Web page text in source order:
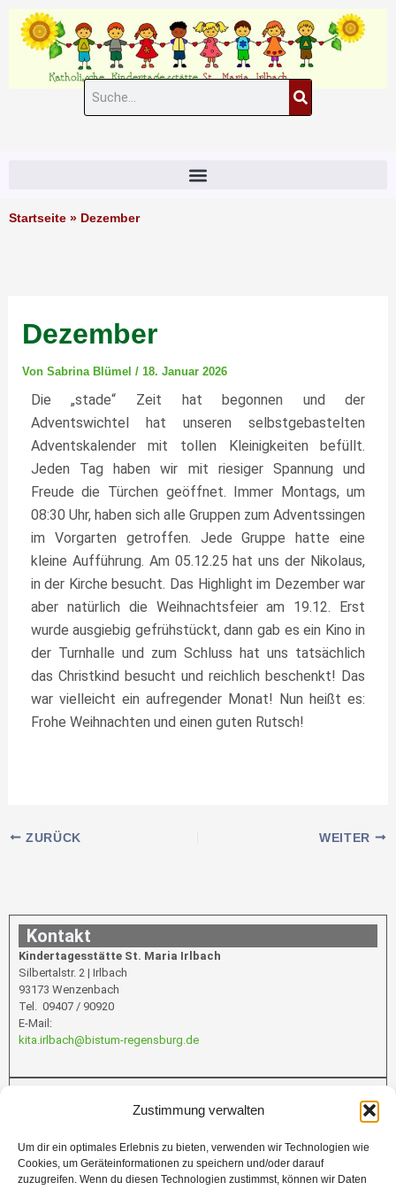
Zustimmung verwalten
Um dir ein optimales Erlebnis zu bieten, verwenden wir Technologien wie
Cookies, um Geräteinformationen zu speichern und/oder darauf
zuzugreifen. Wenn du diesen Technologien zustimmst, können wir Daten
Zum
Inhalt
springen
Suche
Startseite » Dezember
Dezember
Von Sabrina Blümel / 18. Januar 2026
Die „stade“ Zeit hat begonnen und der
Adventswichtel hat unseren selbstgebastelten
Adventskalender mit tollen Kleinigkeiten befüllt.
Jeden Tag haben wir mit riesiger Spannung und
Freude die Türchen geöffnet. Immer Montags, um
08:30 Uhr, haben sich alle Gruppen zum Adventssingen
im Vorgarten getroffen. Jede Gruppe hatte eine
kleine Aufführung. Am 05.12.25 hat uns der Nikolaus,
in der Kirche besucht. Das Highlight im Dezember war
aber natürlich die Weihnachtsfeier am 19.12. Erst
wurde ausgiebig gefrühstückt, dann gab es ein Kino in
der Turnhalle und zum Schluss hat uns tatsächlich
das Christkind besucht und reichlich beschenkt! Das
war vielleicht ein aufregender Monat! Nun heißt es:
Frohe Weihnachten und einen guten Rutsch!
ZURÜCK WEITER
Kontakt
Kindertagesstätte St. Maria Irlbach
Silbertalstr. 2 | Irlbach
93173 Wenzenbach
Tel. 09407 / 90920
E-Mail:
kita.irlbach@bistum-regensburg.de
Förderung